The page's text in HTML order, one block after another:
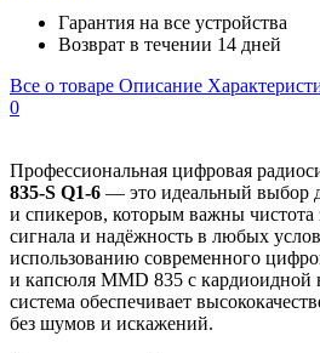
Гарантия на все устройства
Возврат в течении 14 дней
Все о товаре Описание
0
Профессиональная цифровая
835-S Q1-6 — это идеальный выбор
и спикеров, которым важны чистота
сигнала и надёжность в любых
использованию современного
и капсюля MMD 835 с кардиоидной
система обеспечивает
без шумов и искажений.